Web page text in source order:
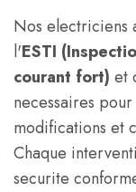
Nos electriciens
l'ESTI
courant fort) et
necessaires
modifications et
Chaque
securite